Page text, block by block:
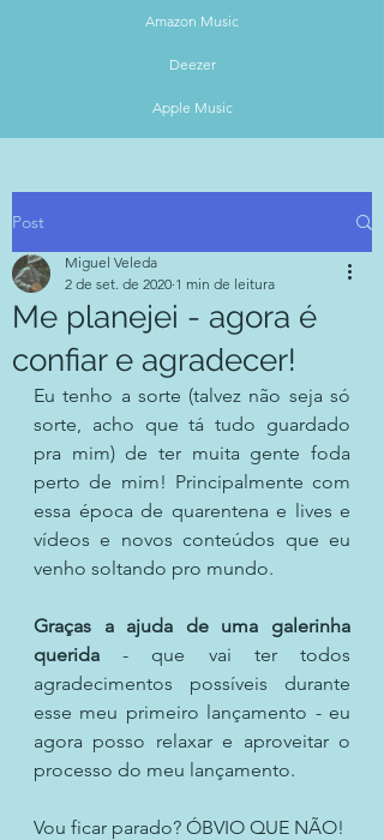
Amazon Music
Deezer
Apple Music
Post
Me planejei - agora é
confiar e agradecer!
Miguel Veleda
2 de set. de 2020 1 min de leitura
Eu tenho a sorte (talvez não seja só
sorte, acho que tá tudo guardado
pra mim) de ter muita gente foda
perto de mim! Principalmente com
essa época de quarentena e lives e
vídeos e novos conteúdos que eu
venho soltando pro mundo.
Graças a ajuda de uma galerinha
querida - que vai ter todos
agradecimentos possíveis durante
esse meu primeiro lançamento - eu
agora posso relaxar e aproveitar o
processo do meu lançamento.
Vou ficar parado? ÓBVIO QUE NÃO!